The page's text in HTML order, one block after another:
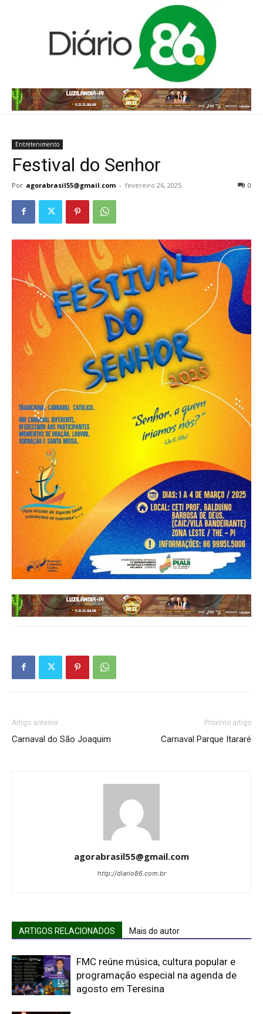
Entretenimento
Festival do Senhor
Por agorabrasil55@gmail.com - fevereiro 26, 2025 0
Artigo anterior
Carnaval do São Joaquim
Próximo artigo
Carnaval Parque Itararé
agorabrasil55@gmail.com
http://diario86.com.br
ARTIGOS RELACIONADOS Mais do autor
FMC reúne música, cultura popular e
programação especial na agenda de
agosto em Teresina